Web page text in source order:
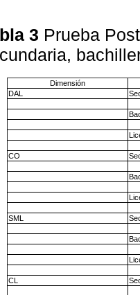
3 Prueba
Dimensión
DAL
CO
SML
CL